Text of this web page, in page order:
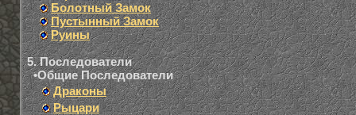
Болотный Замок
Пустынный Замок
Руины
5. Последователи
•Общие Последователи
Драконы
Рыцари